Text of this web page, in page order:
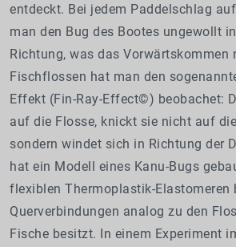
entdeckt. Bei jedem Paddelschlag
man den Bug des Bootes ungewollt
Richtung, was das Vorwärtskommen
Fischflossen hat man den
Effekt (Fin-Ray-Effect©) beobachet:
auf die Flosse, knickt sie nicht auf
sondern windet sich in Richtung der
hat ein Modell eines Kanu-Bugs
flexiblen Thermoplastik-Elastomeren
Querverbindungen analog zu den
Fische besitzt. In einem Experiment